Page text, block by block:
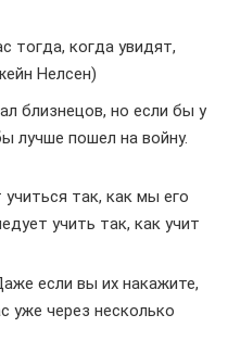
тогда, когда увидят,
Нелсен)
близнецов, но если бы у
лучше пошел на войну.
так, как мы его
учить так, как учит
если вы их накажите,
уже через несколько